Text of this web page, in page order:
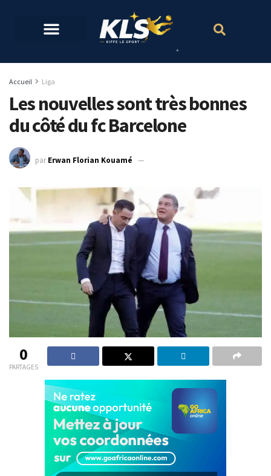
Accueil Liga
Les nouvelles sont très bonnes
du côté du fc Barcelone
par Erwan Florian Kouamé
0
PARTAGES